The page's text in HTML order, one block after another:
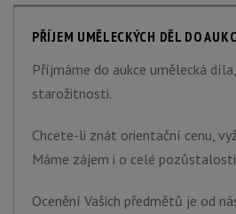
PŘÍJEM UMĚLECKÝCH DĚL DO
Příjmáme do aukce umělecká
starožitnosti.
Chcete-li znát orientační cenu,
Máme zájem i o celé
Ocenění Vašich předmětů je od